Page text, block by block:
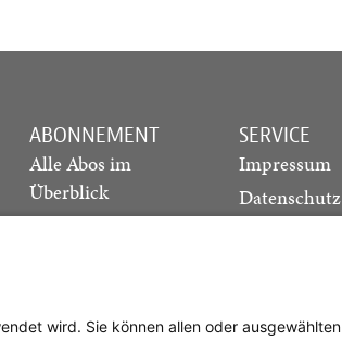
ABONNEMENT
Alle Abos im
Überblick
Print-Abo
Studierenden-Abo
SERVICE
Impressum
Datenschutz
wird. Sie können allen oder ausgewählten